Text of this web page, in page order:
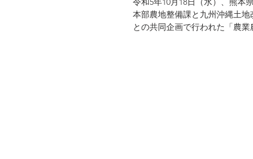
本部農地整備課と九州沖縄土
との共同企画で行われた「農
は、県立球磨工業高校の建設